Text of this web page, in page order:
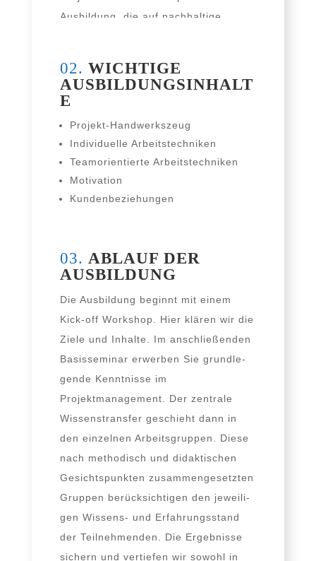
Ausbildung, die auf nach­hal­ti­ge
02. WICHTIGE
AUSBILDUNGSINHALT
E
Projekt-Handwerkszeug
Individuelle Arbeitstechniken
Teamorientierte Arbeitstechniken
Motivation
Kundenbeziehungen
03. ABLAUF DER
AUSBILDUNG
Die Ausbildung beginnt mit einem
Kick-off Workshop. Hier klä­ren wir die
Ziele und Inhalte. Im anschlie­ßen­den
Basisseminar erwer­ben Sie grund­le­
gen­de Kenntnisse im
Projektmanagement. Der zen­tra­le
Wissenstransfer geschieht dann in
den ein­zel­nen Arbeitsgruppen. Diese
nach metho­disch und didak­ti­schen
Gesichtspunkten zusam­men­ge­setz­ten
Gruppen berück­sich­ti­gen den jewei­li­
gen Wissens- und Erfahrungsstand
der Teilnehmenden. Die Ergebnisse
sichern und ver­tie­fen wir sowohl in